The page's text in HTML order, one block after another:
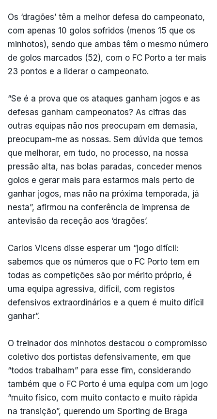
Os ‘dragões’ têm a melhor defesa do campeonato,
com apenas 10 golos sofridos (menos 15 que os
minhotos), sendo que ambas têm o mesmo número
de golos marcados (52), com o FC Porto a ter mais
23 pontos e a liderar o campeonato.
“Se é a prova que os ataques ganham jogos e as
defesas ganham campeonatos? As cifras das
outras equipas não nos preocupam em demasia,
preocupam-me as nossas. Sem dúvida que temos
que melhorar, em tudo, no processo, na nossa
pressão alta, nas bolas paradas, conceder menos
golos e gerar mais para estarmos mais perto de
ganhar jogos, mas não na próxima temporada, já
nesta”, afirmou na conferência de imprensa de
antevisão da receção aos ‘dragões’.
Carlos Vicens disse esperar um “jogo difícil:
sabemos que os números que o FC Porto tem em
todas as competições são por mérito próprio, é
uma equipa agressiva, difícil, com registos
defensivos extraordinários e a quem é muito difícil
ganhar”.
O treinador dos minhotos destacou o compromisso
coletivo dos portistas defensivamente, em que
“todos trabalham” para esse fim, considerando
também que o FC Porto é uma equipa com um jogo
“muito físico, com muito contacto e muito rápida
na transição”, querendo um Sporting de Braga